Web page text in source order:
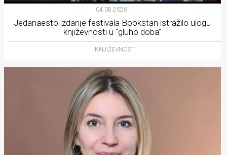
04.08.2026.
Jedanaesto izdanje festivala Bookstan istražilo ulogu
književnosti u “gluho doba”
KNJIŽEVNOST